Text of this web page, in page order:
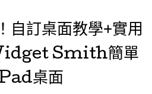
自訂桌面教學+實用
Smith簡單
桌面